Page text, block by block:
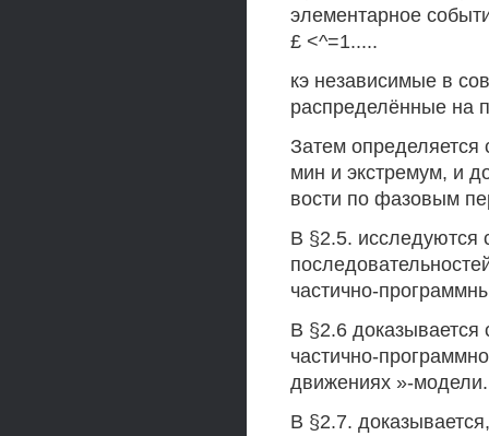
элементарное
£ <^=1.....
кэ независимые в
распределённые на
Затем определяется
мин и экстремум, и
вости по фазовым
В §2.5. исследуются
частично-
В §2.6 доказывается
частично-
движениях »-модели.
В §2.7.